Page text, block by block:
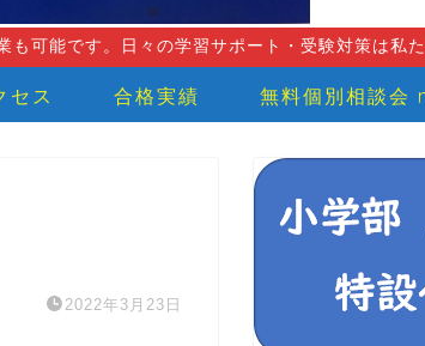
可能です。日々の学習サポート・受験対策は私た
セス 合格実績 無料個別相談会
2022年3月23日